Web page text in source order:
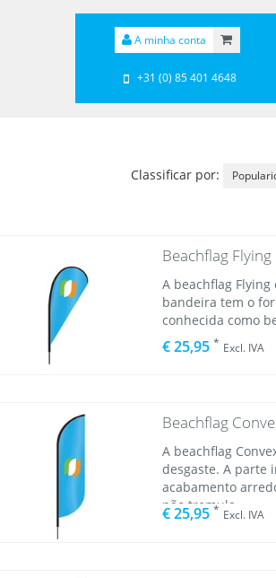
A minha conta
+31 (0) 85 401 4648
Classificar por:
Beachflag Flying
A beachflag
bandeira tem o
conhecida como
€ 25,95 * Excl. IVA
Beachflag
A beachflag
desgaste. A parte
acabamento
não tremula.
€ 25,95 * Excl. IVA